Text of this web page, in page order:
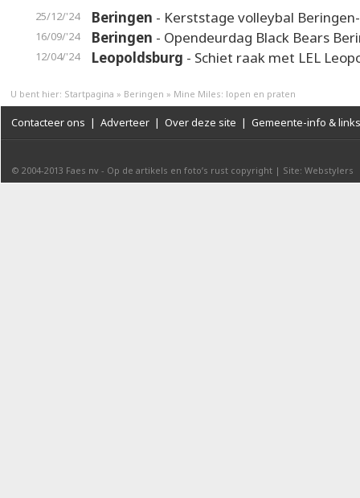
25/12/'24 Beringen - Kerststage volleybal
16/09/'24 Beringen - Opendeurdag Black Bears
12/04/'24 Leopoldsburg - Schiet raak met LEL
U bent hier: Startpagina » Beringen » Mine Miles: lopen en praten
Contacteer ons | Adverteer | Over deze site | Gemeente-info & links
© 2004-2013 Faes nv - Op de artikels en foto’s rust copyright | Site: Webstylers